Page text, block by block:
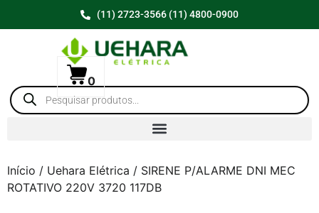
(11) 2723-3566 (11) 4800-0900
0
Início / Uehara Elétrica / SIRENE P/ALARME DNI MEC
ROTATIVO 220V 3720 117DB